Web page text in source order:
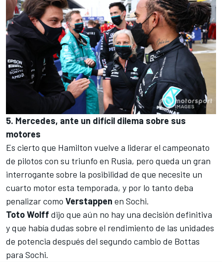
5. Mercedes, ante un difícil dilema sobre sus
motores
Es cierto que Hamilton vuelve a liderarel campeonato
de pilotos con su triunfo en Rusia, pero queda un gran
interrogante sobre la posibilidad de que necesite un
cuarto motor esta temporada, y por lo tanto deba
penalizar como Verstappen en Sochi.
Toto Wolff dijo que aún no hay una decisión definitiva
y que había dudas sobre el rendimiento de las unidades
de potencia después del segundo cambio de Bottas
para Sochi.